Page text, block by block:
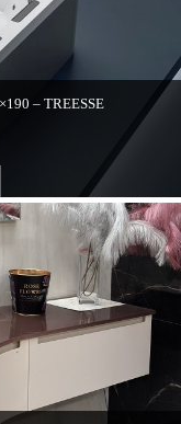
– TREESSE